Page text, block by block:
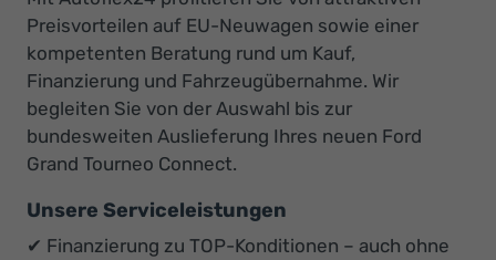
Preisvorteilen auf EU-Neuwagen sowie einer
kompetenten Beratung rund um Kauf,
Finanzierung und Fahrzeugübernahme. Wir
begleiten Sie von der Auswahl bis zur
bundesweiten Auslieferung Ihres neuen Ford
Grand Tourneo Connect.
Unsere Serviceleistungen
✔ Finanzierung zu TOP-Konditionen – auch ohne